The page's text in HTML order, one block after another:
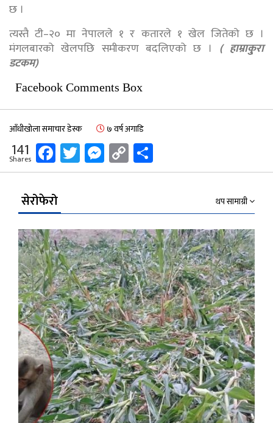
छ ।
त्यस्तै टी–२० मा नेपालले १ र कतारले १ खेल जितेको छ ।
मंगलबारको खेलपछि समीकरण बदलिएको छ । ( हाम्राकु्रा
डटकम)
Facebook Comments Box
आँधीखोला समाचार डेस्क ७ वर्ष अगाडि
141
Shares Facebook
Twitter
Messenger
Copy
Link
सेरोफेरो थप सामाग्री